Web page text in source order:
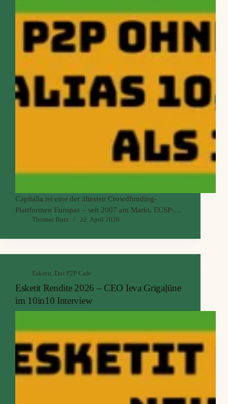
Capitalia ist eine der ältesten Crowdfunding-
Plattformen Europas – seit 2007 am Markt, ECSP-
reguliert, profitabel und mit einer historischen
jemand.
Thomas Butz 22. April 2026
Esketit, Das P2P Cafe
Esketit Rendite 2026 – CEO Ieva Grigaļūne
im 10in10 Interview